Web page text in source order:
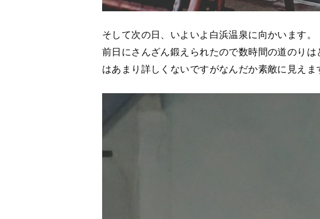
そして次の日、いよいよ白浜温泉に向かいます。
前日にさんざん鍛えられたので数時間の道のり
はあまり詳しくないですがなんだか素敵に見えま